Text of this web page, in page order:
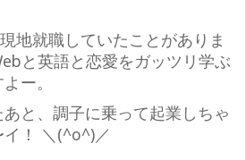
地就職していたことがありま
と英語と恋愛をガッツリ学ぶ
ー。
と、調子に乗って起業しちゃ
！ ＼(^o^)／